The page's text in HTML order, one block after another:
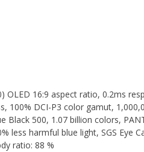
OLED 16:9 aspect ratio, 0.2ms
100% DCI-P3 color gamut,
Black 500, 1.07 billion colors,
less harmful blue light, SGS Eye
ratio: 88 %